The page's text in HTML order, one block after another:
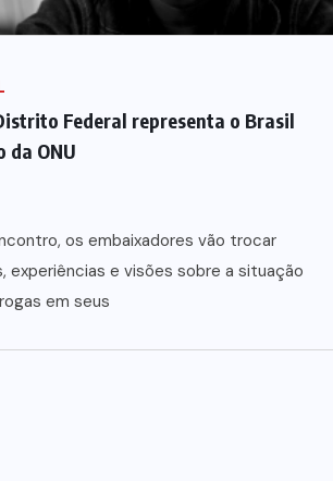
Federal representa o Brasil
da ONU
os embaixadores vão trocar
experiências e visões sobre a situação
em seus